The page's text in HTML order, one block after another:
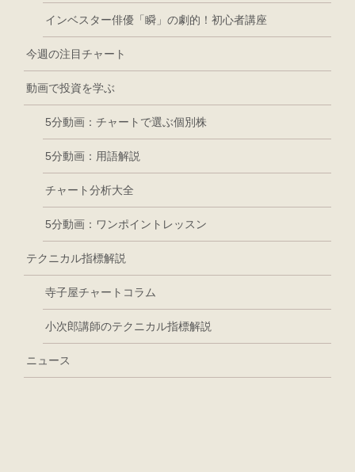
インベスター俳優「瞬」の劇的！初心者講座
今週の注目チャート
動画で投資を学ぶ
5分動画：チャートで選ぶ個別株
5分動画：用語解説
チャート分析大全
5分動画：ワンポイントレッスン
テクニカル指標解説
寺子屋チャートコラム
小次郎講師のテクニカル指標解説
ニュース